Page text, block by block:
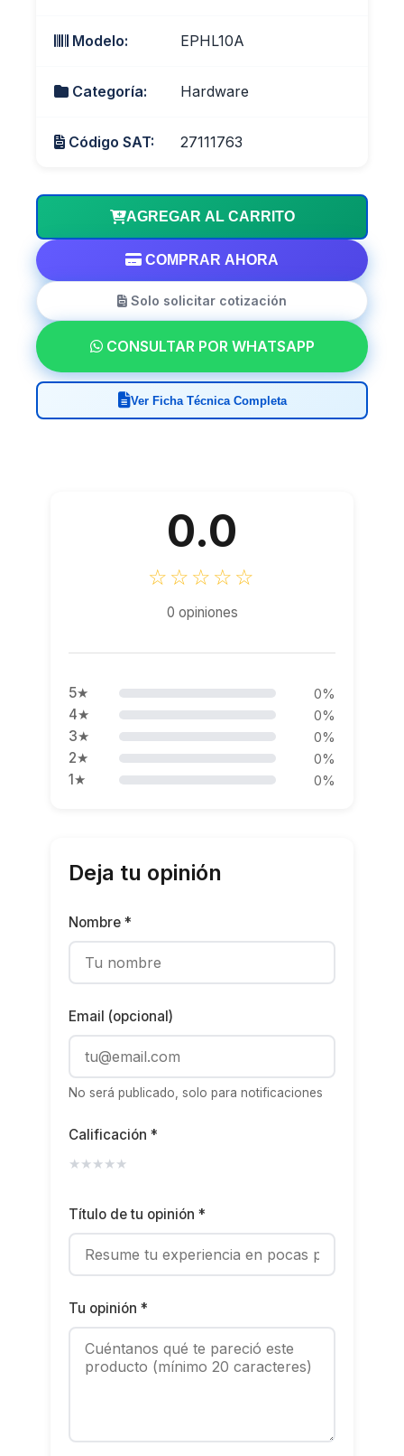
Modelo: EPHL10A
Categoría: Hardware
Código SAT: 27111763
AGREGAR AL CARRITO
COMPRAR AHORA
Solo solicitar cotización
CONSULTAR POR WHATSAPP
Ver Ficha Técnica Completa
0.0
☆☆☆☆☆
0 opiniones
5★ 0%
4★ 0%
3★ 0%
2★ 0%
1★ 0%
Deja tu opinión
Nombre *
Email (opcional)
No será publicado, solo para notificaciones
Calificación *
★
★
★
★
★
Título de tu opinión *
Tu opinión *